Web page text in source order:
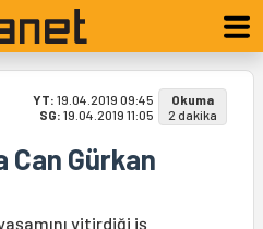
YT: 19.04.2019 09:45
SG: 19.04.2019 11:05
Okuma
2 dakika
Can Gürkan
yitirdiği iş